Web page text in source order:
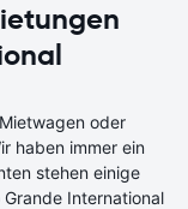
oder
haben immer ein
stehen einige
International